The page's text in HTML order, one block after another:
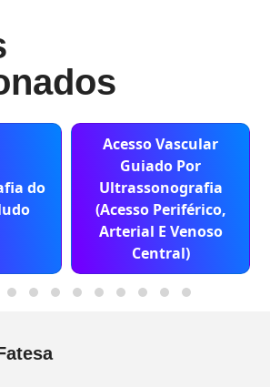
do
Acesso Vascular
Guiado Por
Ultrassonografia
(Acesso Periférico,
Arterial E Venoso
Central)